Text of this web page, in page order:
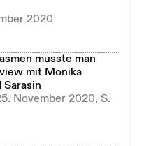
2020
musste man
mit Monika
Sarasin
November 2020, S.